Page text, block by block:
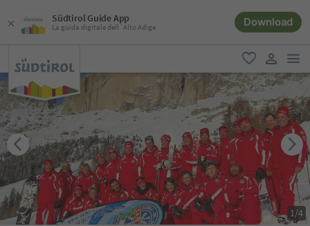
Südtirol Guide App
La guida digitale dell´Alto Adige Download
favoriti
user link
1/4